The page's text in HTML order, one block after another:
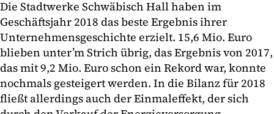
Die Stadtwerke Schwäbisch Hall haben im
Geschäftsjahr 2018 das beste Ergebnis ihrer
Unternehmensgeschichte erzielt. 15,6 Mio. Euro
blieben unter’m Strich übrig, das Ergebnis von 2017,
das mit 9,2 Mio. Euro schon ein Rekord war, konnte
nochmals gesteigert werden. In die Bilanz für 2018
fließt allerdings auch der Einmaleffekt, der sich